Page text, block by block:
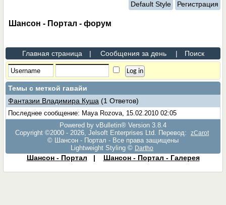
Default Style Регистрация
Шансон - Портал - форум
Главная страница | Сообщения за день | Поиск
Темы с меткой гавайи
Фантазии Владимира Куша (1 Ответов)
Последнее сообщение: Maya Rozova, 15.02.2010 02:05
Powered by vBulletin® Version 3.8.4
Copyright ©2000 - 2026, Jelsoft Enterprises Ltd. Перевод:
zCarot
© Шансон - Портал - Все права защищены
Lightweight Styling © Dartho
Шансон - Портал | Шансон - Портал - Галерея